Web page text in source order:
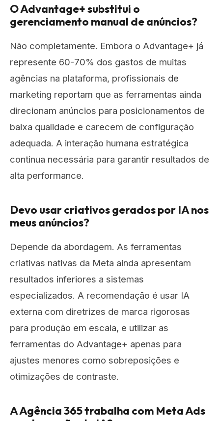
O Advantage+ substitui o
gerenciamento manual de anúncios?
Não completamente. Embora o Advantage+ já
represente 60-70% dos gastos de muitas
agências na plataforma, profissionais de
marketing reportam que as ferramentas ainda
direcionam anúncios para posicionamentos de
baixa qualidade e carecem de configuração
adequada. A interação humana estratégica
continua necessária para garantir resultados de
alta performance.
Devo usar criativos gerados por IA nos
meus anúncios?
Depende da abordagem. As ferramentas
criativas nativas da Meta ainda apresentam
resultados inferiores a sistemas
especializados. A recomendação é usar IA
externa com diretrizes de marca rigorosas
para produção em escala, e utilizar as
ferramentas do Advantage+ apenas para
ajustes menores como sobreposições e
otimizações de contraste.
A Agência 365 trabalha com Meta Ads